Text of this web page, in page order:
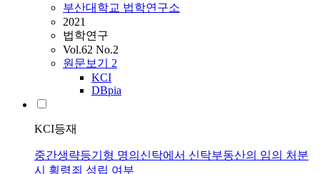
부산대학교 법학연구소
2021
법학연구
Vol.62 No.2
원문보기 2
KCI
DBpia
KCI등재
중간생략등기형 명의신탁에서 신탁부동산의 임의 처분
시 횡령죄 성립 여부